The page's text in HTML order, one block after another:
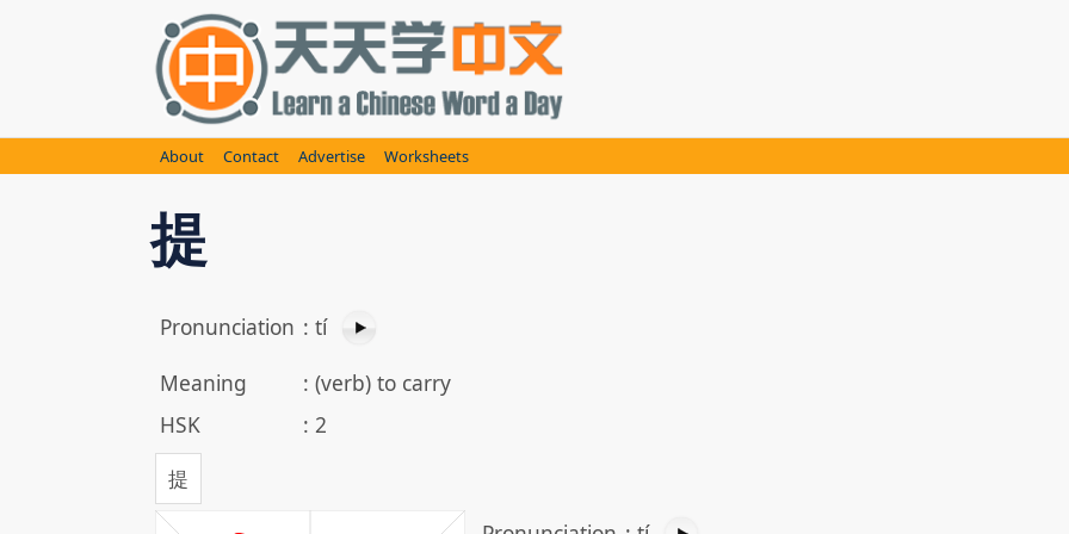
About Contact Advertise Worksheets
提
Pronunciation : tí
Meaning
: (verb) to carry
HSK
: 2
提